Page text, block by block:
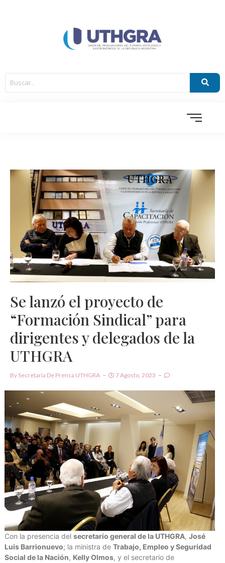
Se lanzó el proyecto de
“Formación Sindical” para
dirigentes y delegados de la
UTHGRA
By Secretaria De Prensa UTHGRA 7 Agosto, 2023
Con la presencia del secretario general de la UTHGRA, José
Luis Barrionuevo; la ministra de Trabajo, Empleo y Seguridad
Social de la Nación, Kelly Olmos, y el secretario de